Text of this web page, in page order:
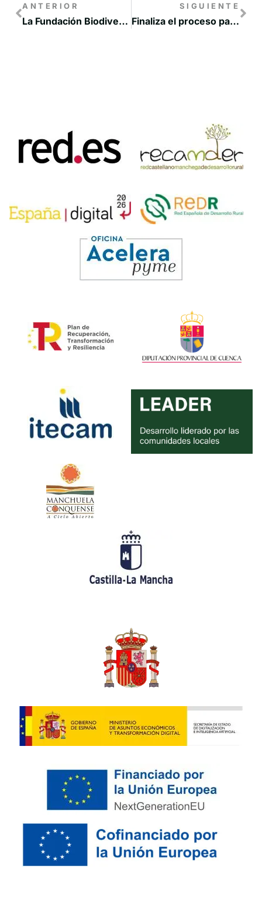
ANTERIOR
La Fundación Biodiversidad pone en marcha una nueva Convocatoria EMPLEA de apoyo a la contratación de personas desempleadas en la economía verde y azul
SIGUIENTE
Finaliza el proceso participativo de Junta para diseñar su Estrategia Regional frente a la Despoblación